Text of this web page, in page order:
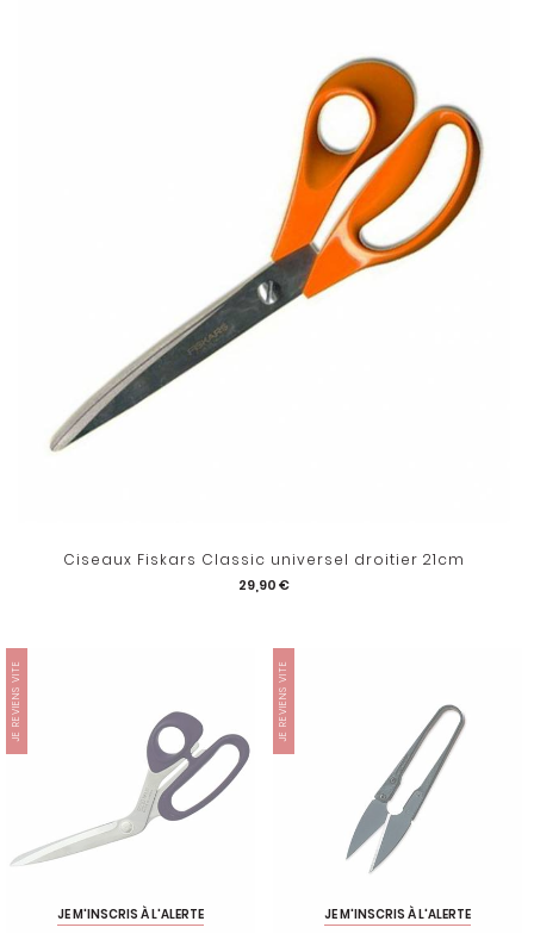
Ciseaux Fiskars Classic universel droitier 21cm
29,90 €
JE REVIENS VITE
JE M'INSCRIS À L'ALERTE
JE REVIENS VITE
JE M'INSCRIS À L'ALERTE